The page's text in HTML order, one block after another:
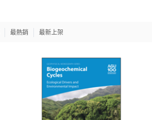
最熱銷 最新上架